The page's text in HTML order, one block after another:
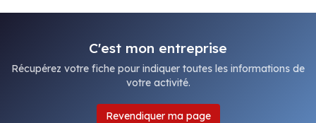
C'est mon entreprise
Récupérez votre fiche pour indiquer toutes les informations de
votre activité.
Revendiquer ma page